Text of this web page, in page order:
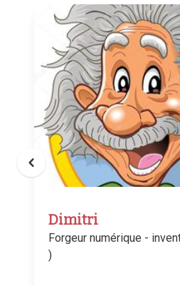
Dimitri
Forgeur numérique -
)